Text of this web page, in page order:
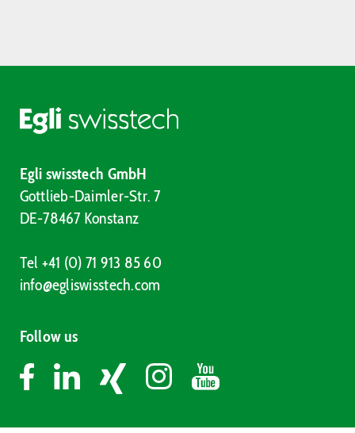
Egli swisstech GmbH
Gottlieb-Daimler-Str. 7
DE-78467 Konstanz
Tel +41 (0) 71 913 85 60
info@egliswisstech.com
Follow us